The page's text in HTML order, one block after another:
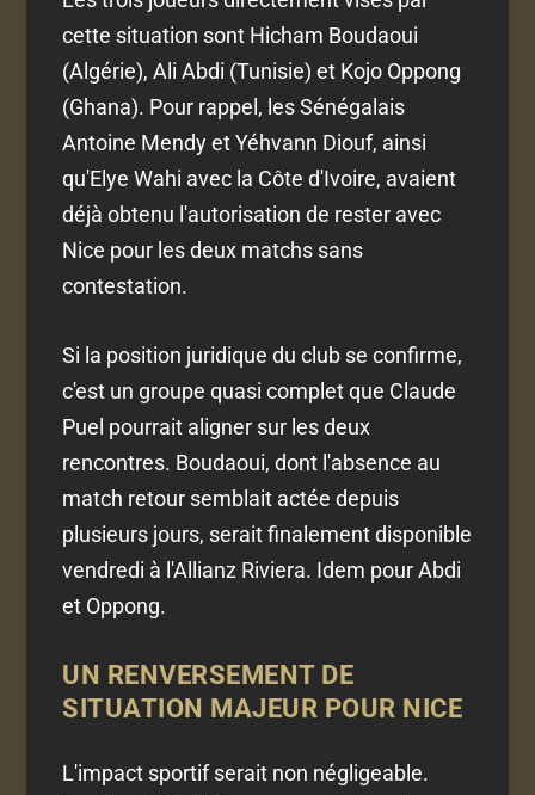
cette situation sont Hicham Boudaoui
(Algérie), Ali Abdi (Tunisie) et Kojo Oppong
(Ghana). Pour rappel, les Sénégalais
Antoine Mendy et Yéhvann Diouf, ainsi
qu'Elye Wahi avec la Côte d'Ivoire, avaient
déjà obtenu l'autorisation de rester avec
Nice pour les deux matchs sans
contestation.
Si la position juridique du club se confirme,
c'est un groupe quasi complet que Claude
Puel pourrait aligner sur les deux
rencontres. Boudaoui, dont l'absence au
match retour semblait actée depuis
plusieurs jours, serait finalement disponible
vendredi à l'Allianz Riviera. Idem pour Abdi
et Oppong.
UN RENVERSEMENT DE
SITUATION MAJEUR POUR NICE
L'impact sportif serait non négligeable.